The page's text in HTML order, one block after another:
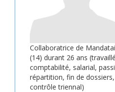
Collaboratrice de
(14) durant 26 ans
comptabilité, salarial,
répartition, fin de
contrôle triennal)